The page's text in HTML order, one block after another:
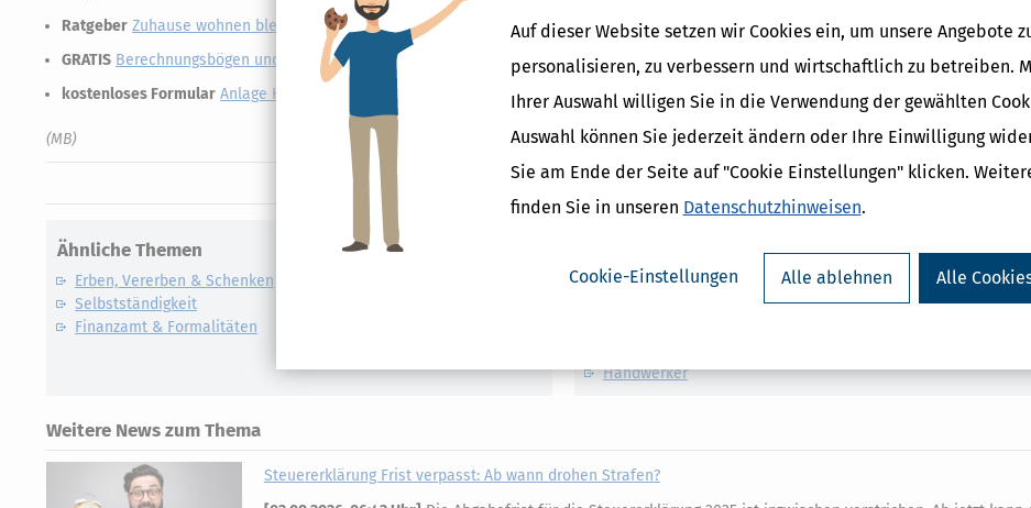
Auf dieser Website setzen wir Cookies ein, um unsere Angebote
personalisieren, zu verbessern und wirtschaftlich zu betreiben.
Ihrer Auswahl willigen Sie in die Verwendung der gewählten
Auswahl können Sie jederzeit ändern oder Ihre Einwilligung
Sie am Ende der Seite auf "Cookie Einstellungen" klicken.
finden Sie in unseren Datenschutzhinweisen.
Cookie-Einstellungen Alle ablehnen Alle
Ratgeber Zuhause wohnen bleiben: Barrierefrei im Eigenheim
GRATIS Berechnungsbögen und Arbeitshilfen für die Steuererklärung
kostenloses Formular Anlage Haushaltsnahe Dienstleistungen
(MB)
Ähnliche Themen
Erben, Vererben & Schenken
Selbstständigkeit
Finanzamt & Formalitäten
Verwandte Lexikon-Begriffe
Einkommensteuer
Handwerker
Weitere News zum Thema
Steuererklärung Frist verpasst: Ab wann drohen Strafen?